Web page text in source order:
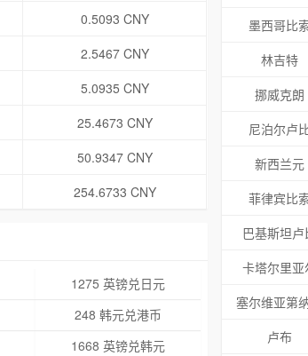
0.5093 CNY
2.5467 CNY
5.0935 CNY
25.4673 CNY
50.9347 CNY
254.6733 CNY
1275 英镑兑日元
248 韩元兑港币
1668 英镑兑韩元
墨西哥比
林吉特
挪威克朗
尼泊尔卢
新西兰元
菲律宾比
巴基斯坦卢
卡塔尔里亚
塞尔维亚第
卢布